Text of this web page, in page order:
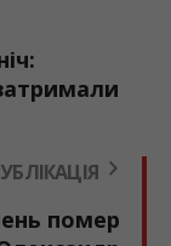
помер